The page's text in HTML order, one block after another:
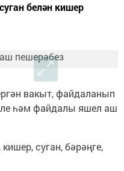
белән кишер
вакыт, файдаланып
һәм файдалы яшел аш
суган, бәрәңге,